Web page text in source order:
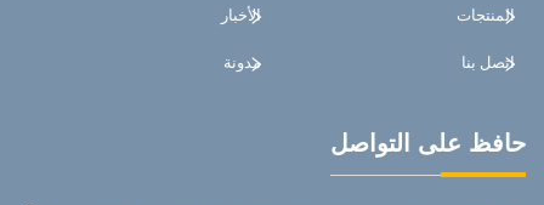
المنتجات الأخبار
اتصل بنا مدونة
حافظ على التواصل